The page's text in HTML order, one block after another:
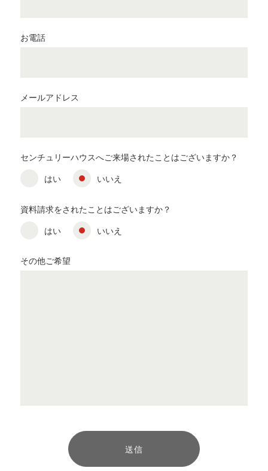
お電話
メールアドレス
センチュリーハウスへご来場されたことはございますか？
はい
いいえ
資料請求をされたことはございますか？
はい
いいえ
その他ご希望